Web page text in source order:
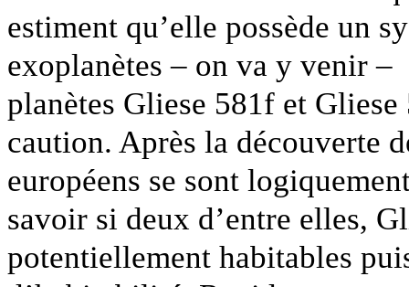
estiment qu’elle possède un
exoplanètes – on va y venir –
planètes Gliese 581f et
caution. Après la découverte
européens se sont
savoir si deux d’entre elles,
potentiellement habitables